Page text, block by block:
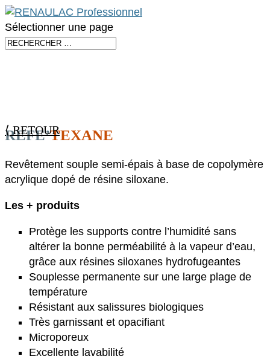
Sélectionner une page
⟨ RETOUR
REFE’TEXANE
Revêtement souple semi-épais à base de copolymère
acrylique dopé de résine siloxane.
Les + produits
Protège les supports contre l’humidité sans
altérer la bonne perméabilité à la vapeur d’eau,
grâce aux résines siloxanes hydrofugeantes
Souplesse permanente sur une large plage de
température
Résistant aux salissures biologiques
Très garnissant et opacifiant
Microporeux
Excellente lavabilité